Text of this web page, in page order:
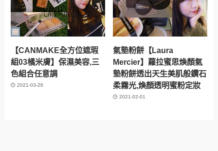
【CANMAKE全方位遮瑕
組03橘米膚】保濕美容,三
色組合任意調
2021-03-26
氣墊粉餅【Laura
Mercier】蘿拉蜜思煥顏氣
墊粉餅透出天生美肌般鑽石
柔霧光,煥顏透明蜜粉定妝
2021-02-01